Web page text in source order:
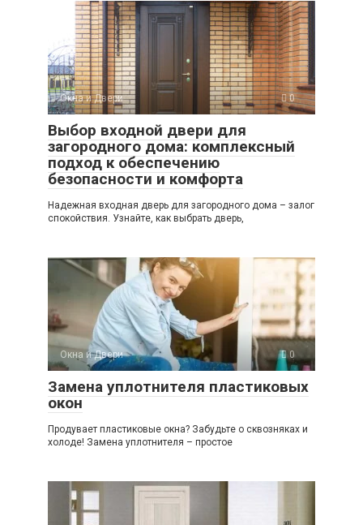
Окна и Двери 0
Выбор входной двери для
загородного дома: комплексный
подход к обеспечению
безопасности и комфорта
Надежная входная дверь для загородного дома – залог
спокойствия. Узнайте, как выбрать дверь,
Окна и Двери 0
Замена уплотнителя пластиковых
окон
Продувает пластиковые окна? Забудьте о сквозняках и
холоде! Замена уплотнителя – простое